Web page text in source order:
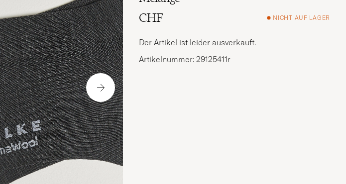
CHF
NICHT AUF LAGER
Der Artikel ist leider ausverkauft.
Artikelnummer: 29125411r